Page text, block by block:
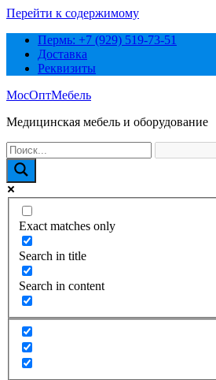
Перейти к содержимому
Пермь: +7 (929) 519-73-51
Доставка
Реквизиты
МосОптМебель
Медицинская мебель и оборудование
Exact matches only
Search in title
Search in content